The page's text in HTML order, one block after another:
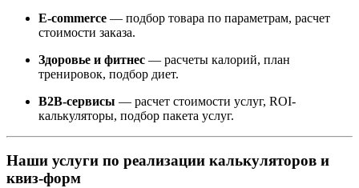
E-commerce — подбор товара по параметрам, расчет
стоимости заказа.
Здоровье и фитнес — расчеты калорий, план
тренировок, подбор диет.
B2B-сервисы — расчет стоимости услуг, ROI-
калькуляторы, подбор пакета услуг.
Наши услуги по реализации калькуляторов и
квиз-форм